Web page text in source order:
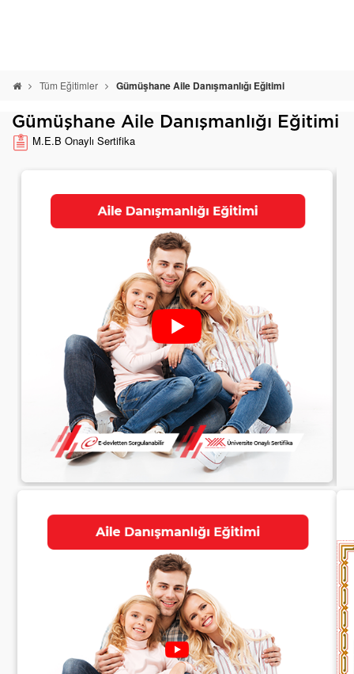
Tüm Eğitimler Gümüşhane Aile Danışmanlığı Eğitimi
Gümüşhane Aile Danışmanlığı Eğitimi
M.E.B Onaylı Sertifika